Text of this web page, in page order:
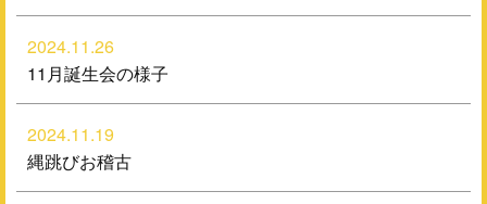
2024.11.26
11月誕生会の様子
2024.11.19
縄跳びお稽古